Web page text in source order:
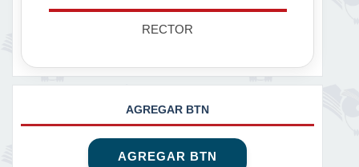
RECTOR
AGREGAR BTN
AGREGAR BTN